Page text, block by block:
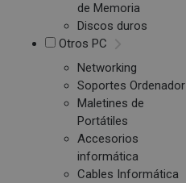
de Memoria
Discos duros
Otros PC
Networking
Soportes Ordenador
Maletines de
Portátiles
Accesorios
informática
Cables Informática